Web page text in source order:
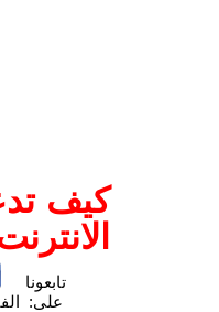
كيف
تابعونا
على: